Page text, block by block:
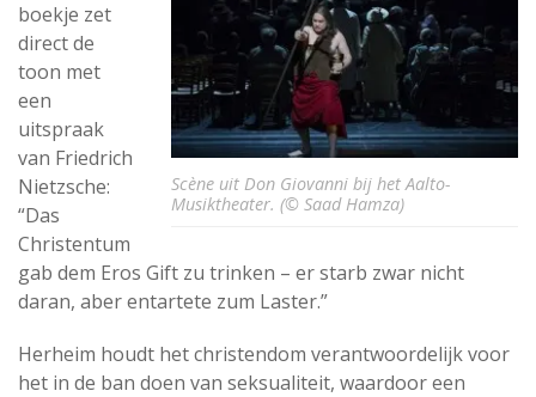
Scène uit Don Giovanni bij het Aalto-
Musiktheater. (© Saad Hamza)
boekje zet
direct de
toon met
een
uitspraak
van Friedrich
Nietzsche:
“Das
Christentum
gab dem Eros Gift zu trinken – er starb zwar nicht
daran, aber entartete zum Laster.”
Herheim houdt het christendom verantwoordelijk voor
het in de ban doen van seksualiteit, waardoor een